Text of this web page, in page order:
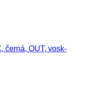
černá, OUT, vosk-